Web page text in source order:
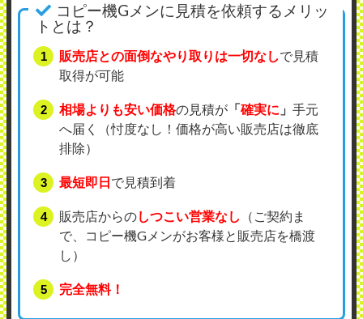
コピー機Gメンに見積を依頼するメリッ
トとは？
販売店との面倒なやり取りは一切なしで見積
取得が可能
相場よりも安い価格の見積が 「確実に 」 手元
へ届く（忖度なし！価格が高い販売店は徹底
排除）
最短即日で見積到着
販売店からのしつこい営業なし
（ご契約ま
で、コピー機Gメンがお客様と販売店を橋渡
し）
完全無料！